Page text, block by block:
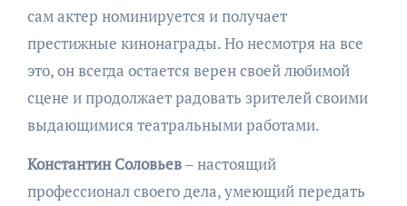
сам актер номинируется и получает
престижные кинонаграды. Но несмотря на все
это, он всегда остается верен своей любимой
сцене и продолжает радовать зрителей своими
выдающимися театральными работами.
Константин Соловьев– настоящий
профессионал своего дела, умеющий передать